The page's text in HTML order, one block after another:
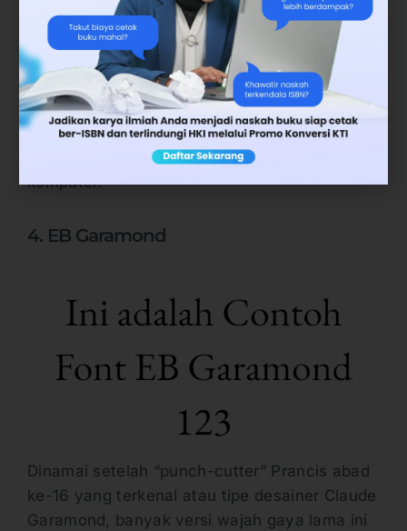
secara universal. Davis mendeskripsikan jenis
huruf sebagai “font of choice” ketika bekerja
dengan klien.
Penulis resume profesional Donna Svei, yang
juga pendukung kuat Calibri, mencatat di
blognya betapa lancar merender di layar
komputer.
4. EB Garamond
Dinamai setelah “punch-cutter” Prancis abad
ke-16 yang terkenal atau tipe desainer Claude
Garamond, banyak versi wajah gaya lama ini